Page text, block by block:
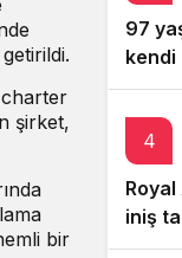
şirket,
bir
97
kendi
kırdı
4
iniş
pistte